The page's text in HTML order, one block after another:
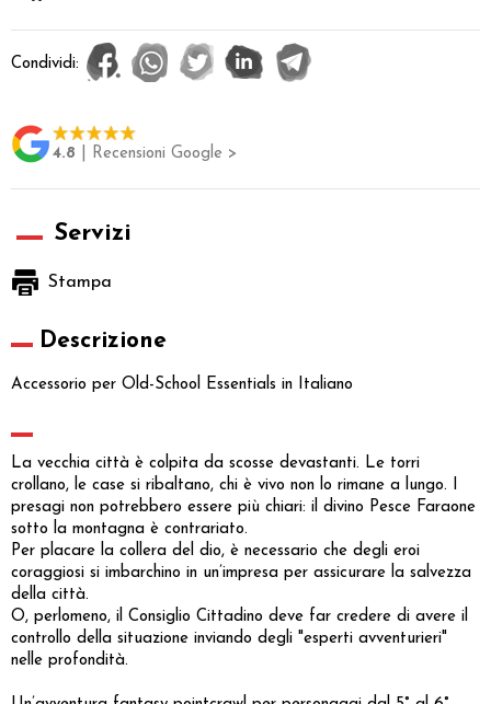
Condividi:
4.8 | Recensioni Google >
Servizi
Stampa
Descrizione
Accessorio per Old-School Essentials in Italiano
La vecchia città è colpita da scosse devastanti. Le torri
crollano, le case si ribaltano, chi è vivo non lo rimane a lungo. I
presagi non potrebbero essere più chiari: il divino Pesce Faraone
sotto la montagna è contrariato.
Per placare la collera del dio, è necessario che degli eroi
coraggiosi si imbarchino in un’impresa per assicurare la salvezza
della città.
O, perlomeno, il Consiglio Cittadino deve far credere di avere il
controllo della situazione inviando degli "esperti avventurieri"
nelle profondità.